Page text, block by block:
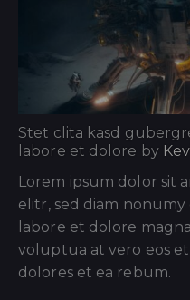
Stet clita kasd
labore et dolore by
Lorem ipsum dolor sit
elitr, sed diam
labore et dolore
voluptua at vero eos
dolores et ea rebum.